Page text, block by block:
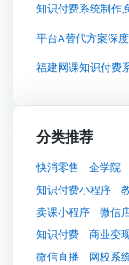
知识付费系统制作,
平台A替代方案深
分类推荐
快消零售 企学院
知识付费小程序
卖课小程序
微信
知识付费
商业变
微信直播
网校系